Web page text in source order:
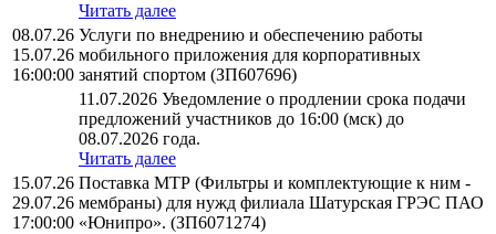
Читать далее
08.07.26
15.07.26
16:00:00
Услуги по внедрению и обеспечению работы
мобильного приложения для корпоративных
занятий спортом (ЗП607696)
11.07.2026 Уведомление о продлении срока подачи
предложений участников до 16:00 (мск) до
08.07.2026 года.
Читать далее
15.07.26
29.07.26
17:00:00
Поставка МТР (Фильтры и комплектующие к ним -
мембраны) для нужд филиала Шатурская ГРЭС ПАО
«Юнипро». (ЗП6071274)